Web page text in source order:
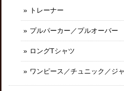
トレーナー
プルパーカー／プルオーバー
ロングTシャツ
ワンピース／チュニック／ジ